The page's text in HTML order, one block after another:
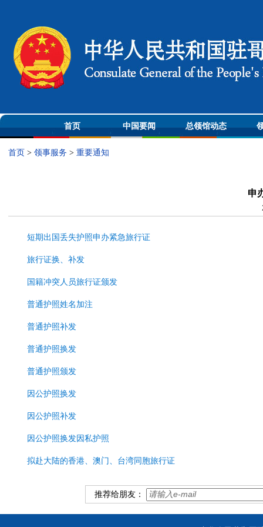
首页 中国要闻 总领馆动态
首页 > 领事服务 > 重要通知
申
短期出国丢失护照申办紧急旅行证
旅行证换、补发
国籍冲突人员旅行证颁发
普通护照姓名加注
普通护照补发
普通护照换发
普通护照颁发
因公护照换发
因公护照补发
因公护照换发因私护照
拟赴大陆的香港、澳门、台湾同胞旅行证
推荐给朋友：